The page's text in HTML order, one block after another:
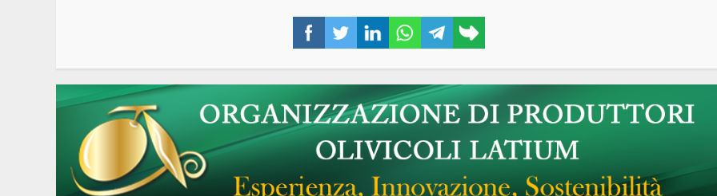
FacebookTwitterLinkedInWhatsAppTelegram
link